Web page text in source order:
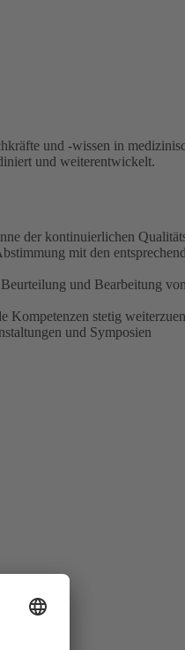
und -wissen in
und weiterentwickelt.
der kontinuierlichen
mit den
und Bearbeitung
Kompetenzen stetig
und Symposien